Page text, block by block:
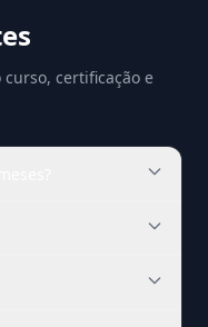
certificação e